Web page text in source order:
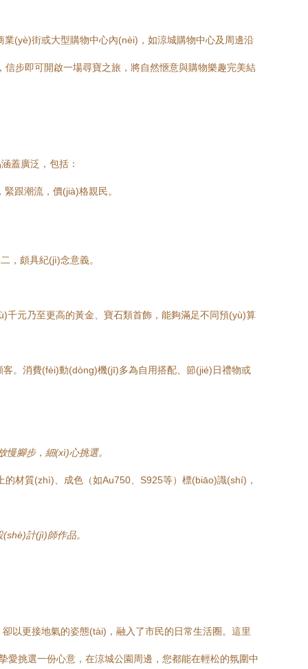
(yè)街或大型購物中心內(nèi)，如涼城購物中心及周邊沿
步即可開啟一場尋寶之旅，將自然愜意與購物樂趣完美結
蓋廣泛，包括：
跟潮流，價(jià)格親民。
，頗具紀(jì)念意義。
元乃至更高的黃金、寶石類首飾，能夠滿足不同預(yù)算
。消費(fèi)動(dòng)機(jī)多為自用搭配、節(jié)日禮物或
腳步，細(xì)心挑選。
材質(zhì)、成色（如Au750、S925等）標(biāo)識(shí)，
計(jì)師作品。
以更接地氣的姿態(tài)，融入了市民的日常生活圈。這里
挑選一份心意，在涼城公園周邊，您都能在輕松的氛圍中